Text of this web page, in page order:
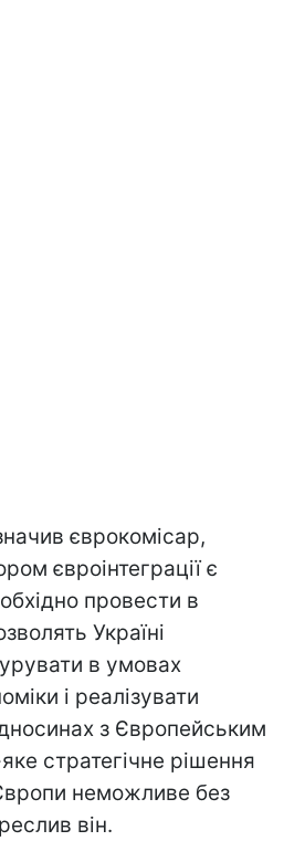
єврокомісар,
євроінтеграції є
провести в
Україні
в умовах
і реалізувати
з Європейським
стратегічне рішення
неможливе без
він.